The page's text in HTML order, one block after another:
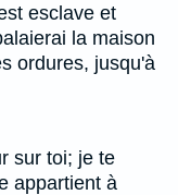
esclave et
la maison
ordures, jusqu'à
sur toi; je te
appartient à